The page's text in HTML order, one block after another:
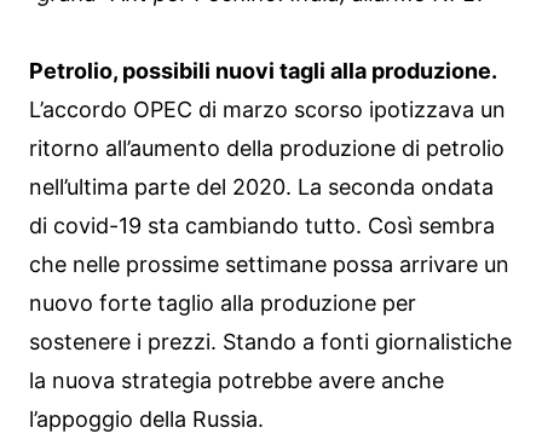
Petrolio, possibili nuovi tagli alla produzione.
L’accordo OPEC di marzo scorso ipotizzava un
ritorno all’aumento della produzione di petrolio
nell’ultima parte del 2020. La seconda ondata
di covid-19 sta cambiando tutto. Così sembra
che nelle prossime settimane possa arrivare un
nuovo forte taglio alla produzione per
sostenere i prezzi. Stando a fonti giornalistiche
la nuova strategia potrebbe avere anche
l’appoggio della Russia.